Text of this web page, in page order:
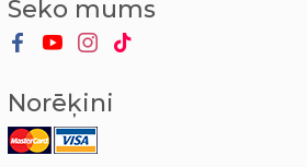
Seko mums
Norēķini